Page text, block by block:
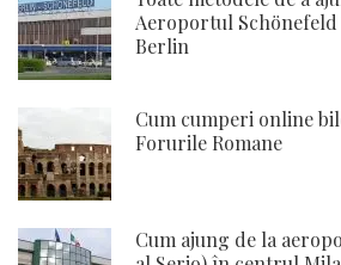
Aeroportul
Berlin
Cum cumperi online
Forurile Romane
Cum ajung de la